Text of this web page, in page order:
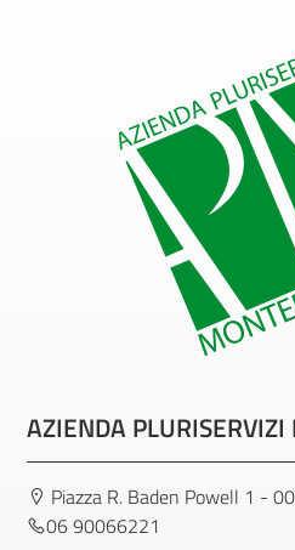
AZIENDA
Piazza R. Baden Powell 1 -
06 90066221